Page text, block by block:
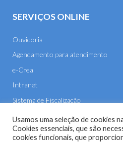
SERVIÇOS ONLINE
Ouvidoria
Agendamento para atendimento
e-Crea
Intranet
Sistema de Fiscalização
E-mail
Usamos uma seleção de cookies
Cookies essenciais, que são
cookies funcionais, que